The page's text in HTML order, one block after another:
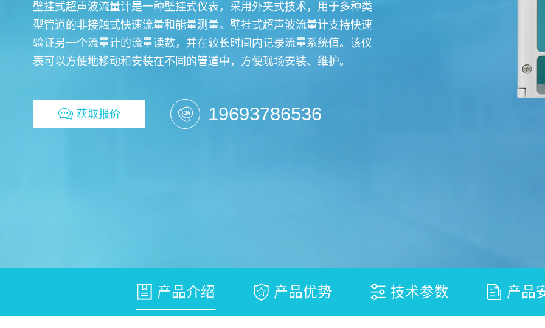
壁挂式超声波流量计是一种壁挂式仪表，采用外夹式技术，用于多种类
型管道的非接触式快速流量和能量测量。壁挂式超声波流量计支持快速
验证另一个流量计的流量读数，并在较长时间内记录流量系统值。该仪
表可以方便地移动和安装在不同的管道中，方便现场安装、维护。
获取报价 19693786536
产品介绍 产品优势 技术参数 产品